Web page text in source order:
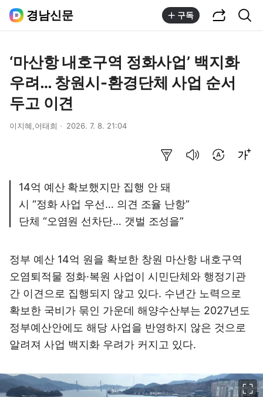
경남신문 구독
‘마산항 내호구역 정화사업’ 백지화
우려… 창원시-환경단체 사업 순서
두고 이견
이지혜,어태희 2026. 7. 8. 21:04
14억 예산 확보했지만 집행 안 돼
시 “정화 사업 우선… 의견 조율 난항”
단체 “오염원 선차단… 갯벌 조성을”
정부 예산 14억 원을 확보한 창원 마산항 내호구역
오염퇴적물 정화·복원 사업이 시민단체와 행정기관
간 이견으로 집행되지 않고 있다. 수년간 노력으로
확보한 국비가 묶인 가운데 해양수산부는 2027년도
정부예산안에도 해당 사업을 반영하지 않은 것으로
알려져 사업 백지화 우려가 커지고 있다.